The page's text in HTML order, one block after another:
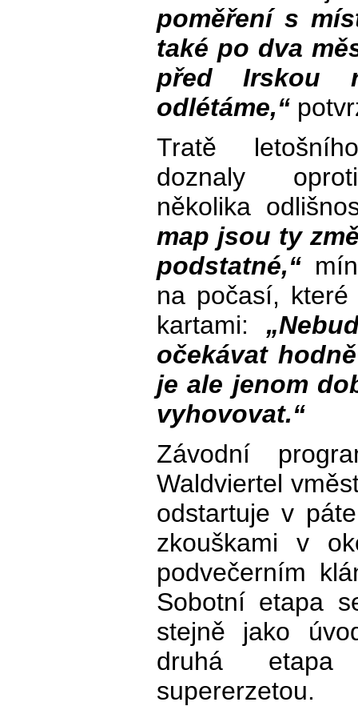
poměření s
také po dva
před Irskou
odlétáme,“
Tratě
doznaly
několika
map jsou ty
podstatné,“
na počasí,
kartami:
očekávat
je ale jenom
vyhovovat.“
Závodní
Waldviertel
odstartuje v
zkouškami v
podvečerním
Sobotní etapa
stejně jako
druhá etapa
supererzetou.